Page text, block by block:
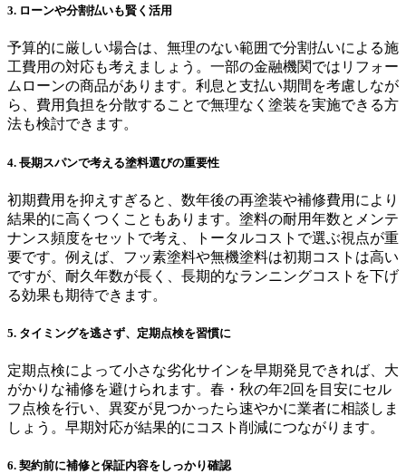
3. ローンや分割払いも賢く活用
予算的に厳しい場合は、無理のない範囲で分割払いによる施
工費用の対応も考えましょう。一部の金融機関ではリフォー
ムローンの商品があります。利息と支払い期間を考慮しなが
ら、費用負担を分散することで無理なく塗装を実施できる方
法も検討できます。
4. 長期スパンで考える塗料選びの重要性
初期費用を抑えすぎると、数年後の再塗装や補修費用により
結果的に高くつくこともあります。塗料の耐用年数とメンテ
ナンス頻度をセットで考え、トータルコストで選ぶ視点が重
要です。例えば、フッ素塗料や無機塗料は初期コストは高い
ですが、耐久年数が長く、長期的なランニングコストを下げ
る効果も期待できます。
5. タイミングを逃さず、定期点検を習慣に
定期点検によって小さな劣化サインを早期発見できれば、大
がかりな補修を避けられます。春・秋の年2回を目安にセル
フ点検を行い、異変が見つかったら速やかに業者に相談しま
しょう。早期対応が結果的にコスト削減につながります。
6. 契約前に補修と保証内容をしっかり確認